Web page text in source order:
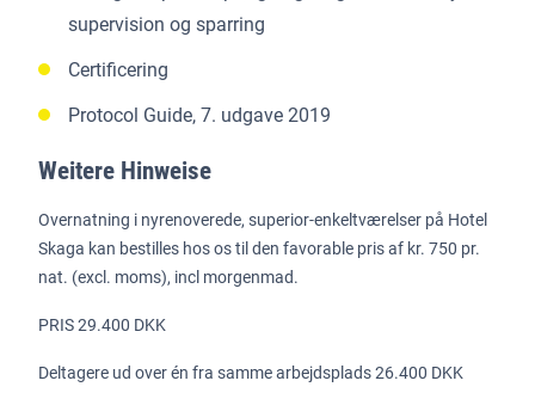
supervision og sparring
Certificering
Protocol Guide, 7. udgave 2019
Weitere Hinweise
Overnatning i nyrenoverede, superior-enkeltværelser på Hotel
Skaga kan bestilles hos os til den favorable pris af kr. 750 pr.
nat. (excl. moms), incl morgenmad.
PRIS 29.400 DKK
Deltagere ud over én fra samme arbejdsplads 26.400 DKK